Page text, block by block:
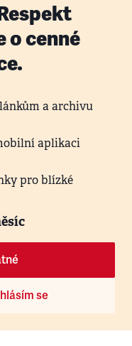
o cenné
a archivu
aplikaci
pro blízké
se